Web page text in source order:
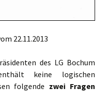
22.11.2013
des LG Bochum
keine logischen
folgende zwei Fragen